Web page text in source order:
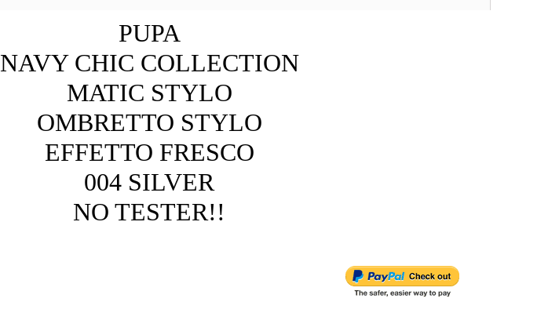
PUPA
NAVY CHIC COLLECTION
MATIC STYLO
OMBRETTO STYLO
EFFETTO FRESCO
004 SILVER
NO TESTER!!